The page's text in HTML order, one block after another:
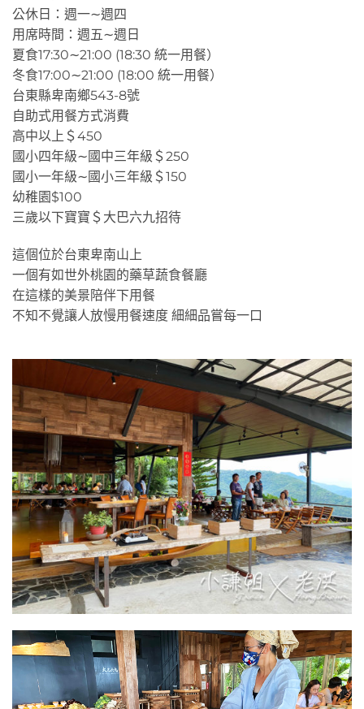
公休日：週一∼週四
用席時間：週五∼週日
夏食17:30∼21:00 (18:30 統一用餐）
冬食17:00∼21:00 (18:00 統一用餐）
台東縣卑南鄉543-8號
自助式用餐方式消費
高中以上＄450
國小四年級∼國中三年級＄250
國小一年級∼國小三年級＄150
幼稚園$100
三歲以下寶寶＄大巴六九招待
這個位於台東卑南山上
一個有如世外桃園的藥草蔬食餐廳
在這樣的美景陪伴下用餐
不知不覺讓人放慢用餐速度 細細品嘗每一口